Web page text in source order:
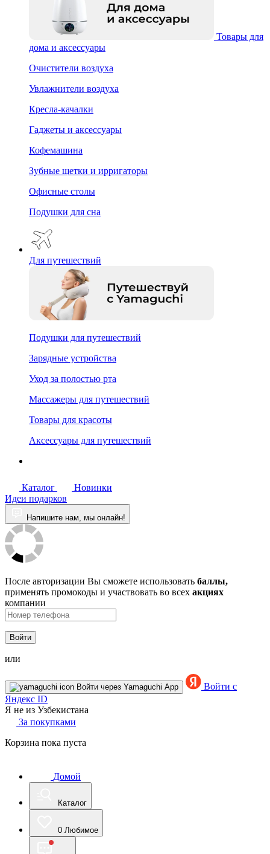
Товары для
дома и аксессуары
Очистители воздуха
Увлажнители воздуха
Кресла-качалки
Гаджеты и аксессуары
Кофемашина
Зубные щетки и ирригаторы
Офисные столы
Подушки для сна
Для путешествий
Подушки для путешествий
Зарядные устройства
Уход за полостью рта
Массажеры для путешествий
Товары для красоты
Аксессуары для путешествий
Каталог
Новинки
Идеи подарков
Напишите нам, мы онлайн!
После авторизации Вы сможете использовать баллы,
применять промокоды и участвовать во всех акциях
компании
Войти
или
Войти через Yamaguchi App
Войти с
Яндекс ID
Я не из Узбекистана
За покупками
Корзина пока пуста
Домой
Каталог
0 Любимое